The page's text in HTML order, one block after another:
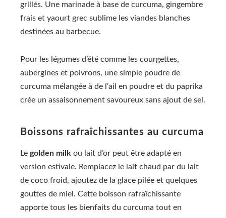
grillés. Une marinade à base de curcuma, gingembre
frais et yaourt grec sublime les viandes blanches
destinées au barbecue.
Pour les légumes d’été comme les courgettes,
aubergines et poivrons, une simple poudre de
curcuma mélangée à de l’ail en poudre et du paprika
crée un assaisonnement savoureux sans ajout de sel.
Boissons rafraîchissantes au curcuma
Le golden milk ou lait d’or peut être adapté en
version estivale. Remplacez le lait chaud par du lait
de coco froid, ajoutez de la glace pilée et quelques
gouttes de miel. Cette boisson rafraîchissante
apporte tous les bienfaits du curcuma tout en